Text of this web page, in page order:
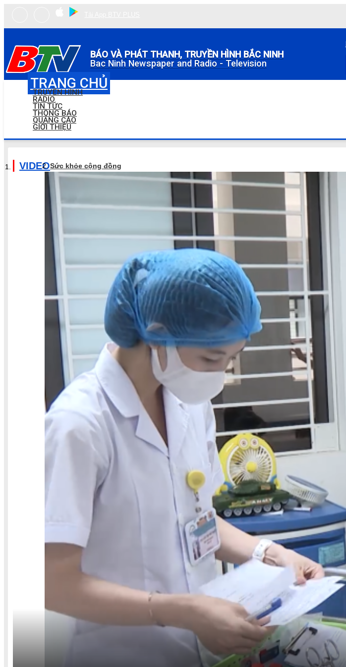
BÁO VÀ PHÁT THANH, TRUYỀN HÌNH BẮC NINH
Bac Ninh Newspaper and Radio - Television
TRANG CHỦ
TRUYỀN HÌNH
RADIO
TIN TỨC
THÔNG BÁO
QUẢNG CÁO
GIỚI THIỆU
VIDEOSức khỏe cộng đồng